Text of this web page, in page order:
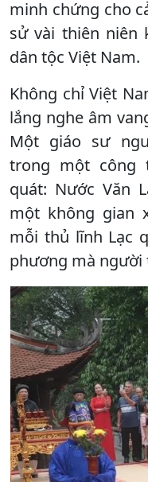
minh chứng cho
sử vài thiên niên
dân tộc Việt Nam.
Không chỉ Việt
lắng nghe âm
Một giáo sư
trong một công
quát: Nước Văn
một không gian
mỗi thủ lĩnh Lạc
phương mà người